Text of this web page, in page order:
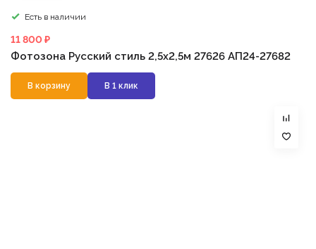
Есть в наличии
11 800 ₽
Фотозона Русский стиль 2,5х2,5м 27626 АП24-27682
В корзину В 1 клик